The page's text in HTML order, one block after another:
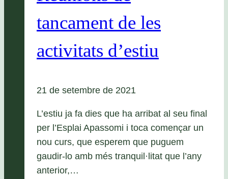
tancament de les
activitats d’estiu
21 de setembre de 2021
L’estiu ja fa dies que ha arribat al seu final
per l’Esplai Apassomi i toca començar un
nou curs, que esperem que puguem
gaudir-lo amb més tranquil·litat que l’any
anterior,…